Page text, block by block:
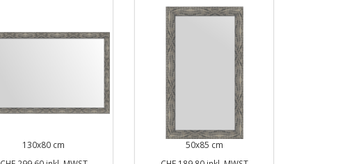
130x80 cm
50x85 cm